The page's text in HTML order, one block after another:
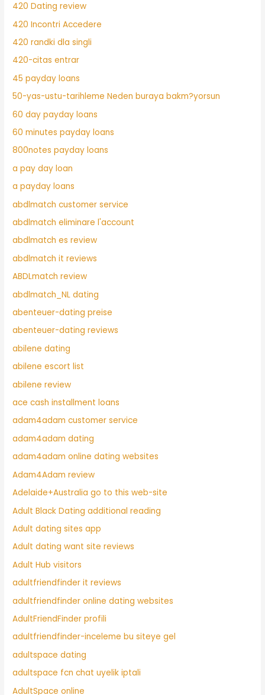
420 Dating review
420 Incontri Accedere
420 randki dla singli
420-citas entrar
45 payday loans
50-yas-ustu-tarihleme Neden buraya bakm?yorsun
60 day payday loans
60 minutes payday loans
800notes payday loans
a pay day loan
a payday loans
abdlmatch customer service
abdlmatch eliminare l'account
abdlmatch es review
abdlmatch it reviews
ABDLmatch review
abdlmatch_NL dating
abenteuer-dating preise
abenteuer-dating reviews
abilene dating
abilene escort list
abilene review
ace cash installment loans
adam4adam customer service
adam4adam dating
adam4adam online dating websites
Adam4Adam review
Adelaide+Australia go to this web-site
Adult Black Dating additional reading
Adult dating sites app
Adult dating want site reviews
Adult Hub visitors
adultfriendfinder it reviews
adultfriendfinder online dating websites
AdultFriendFinder profili
adultfriendfinder-inceleme bu siteye gel
adultspace dating
adultspace fcn chat uyelik iptali
AdultSpace online